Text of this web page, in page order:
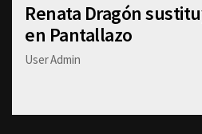
Renata Dragón
en Pantallazo
User Admin